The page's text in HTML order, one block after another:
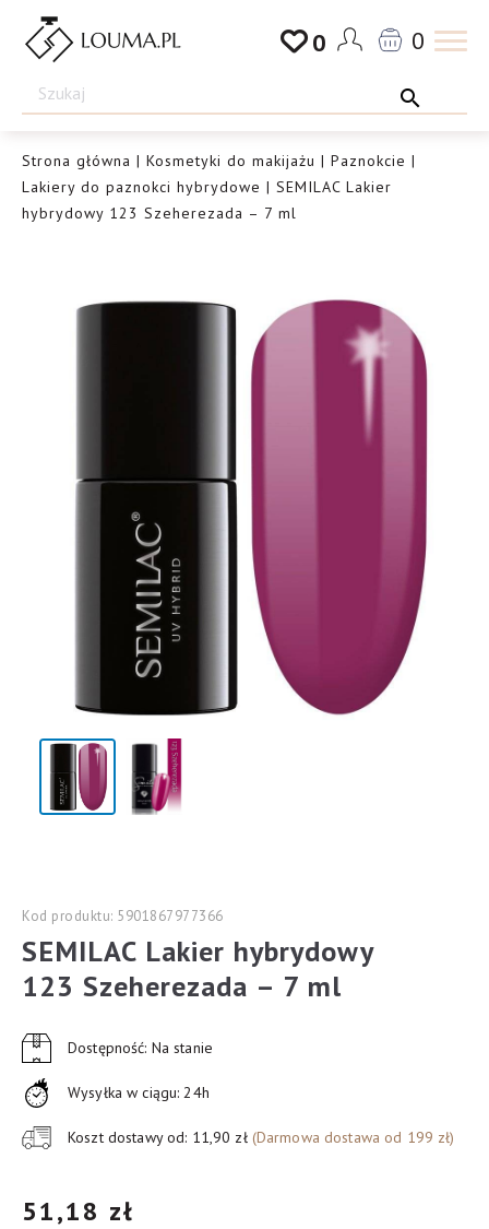
Przejdź
Drogeria
Louma.pl
0 0
Strona główna | Kosmetyki do makijażu | Paznokcie |
Lakiery do paznokci hybrydowe | SEMILAC Lakier
hybrydowy 123 Szeherezada – 7 ml
Kod produktu: 5901867977366
SEMILAC Lakier hybrydowy
123 Szeherezada – 7 ml
Dostępność: Na stanie
Wysyłka w ciągu: 24h
Koszt dostawy od: 11,90 zł (Darmowa dostawa od 199 zł)
51,18 zł